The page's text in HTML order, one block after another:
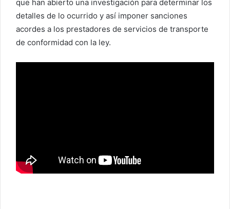
que han abierto una investigación para determinar los
detalles de lo ocurrido y así imponer sanciones
acordes a los prestadores de servicios de transporte
de conformidad con la ley.